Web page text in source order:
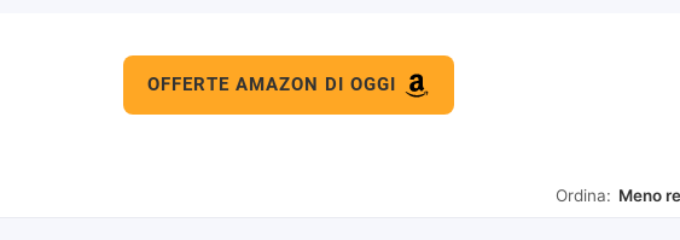
OFFERTE AMAZON DI OGGI
Ordina: